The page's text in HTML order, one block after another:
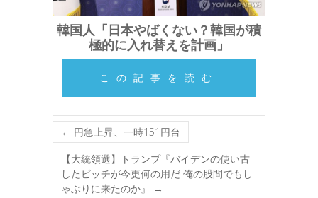
韓国人「日本やばくない？韓国が積
極的に入れ替えを計画」
この記事を読む
← 円急上昇、一時151円台
【大統領選】トランプ『バイデンの使い古
したビッチが今更何の用だ 俺の股間でもし
ゃぶりに来たのか』
→